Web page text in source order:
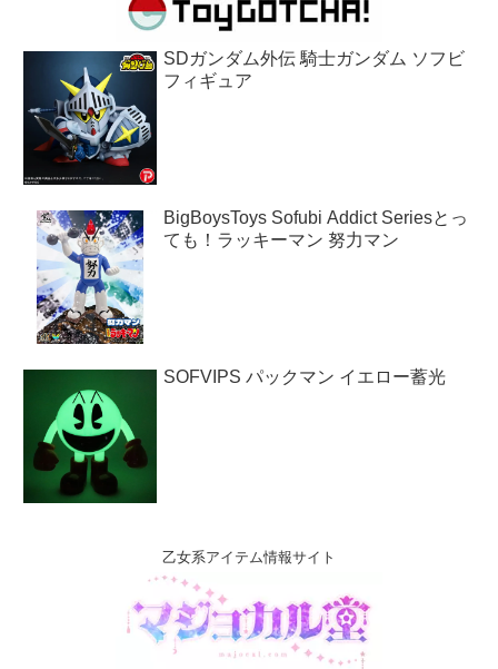
SDガンダム外伝 騎士ガンダム ソフビ
フィギュア
BigBoysToys Sofubi Addict Seriesとっ
ても！ラッキーマン 努力マン
SOFVIPS パックマン イエロー蓄光
乙女系アイテム情報サイト